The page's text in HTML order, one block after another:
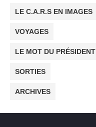
LE C.A.R.S EN IMAGES
VOYAGES
LE MOT DU PRÉSIDENT
SORTIES
ARCHIVES